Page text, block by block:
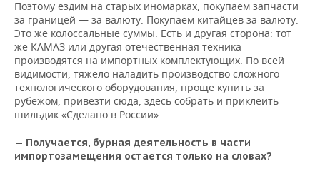
Поэтому ездим на старых иномарках, покупаем запчасти
за границей — за валюту. Покупаем китайцев за валюту.
Это же колоссальные суммы. Есть и другая сторона: тот
же КАМАЗ или другая отечественная техника
производятся на импортных комплектующих. По всей
видимости, тяжело наладить производство сложного
технологического оборудования, проще купить за
рубежом, привезти сюда, здесь собрать и приклеить
шильдик «Сделано в России».
— Получается, бурная деятельность в части
импортозамещения остается только на словах?